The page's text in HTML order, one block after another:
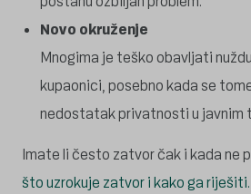
Novo okruženje
Mnogima je teško obavljati
kupaonici, posebno kada se
nedostatak privatnosti u javnim
Imate li često zatvor čak i kada
što uzrokuje zatvor i kako ga riješiti.